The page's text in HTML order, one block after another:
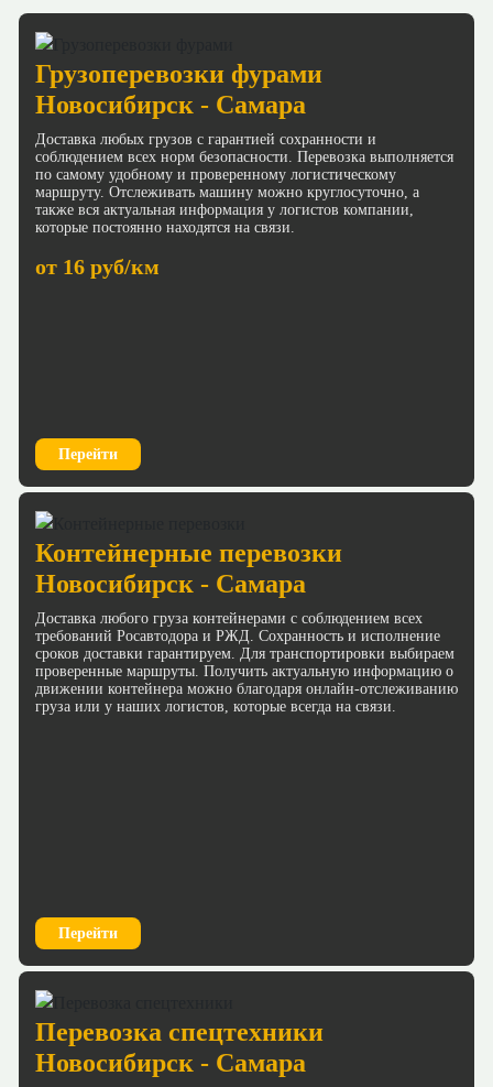
Грузоперевозки фурами
Новосибирск - Самара
Доставка любых грузов с гарантией сохранности и
соблюдением всех норм безопасности. Перевозка выполняется
по самому удобному и проверенному логистическому
маршруту. Отслеживать машину можно круглосуточно, а
также вся актуальная информация у логистов компании,
которые постоянно находятся на связи.
от 16 руб/км
Перейти
Контейнерные перевозки
Новосибирск - Самара
Доставка любого груза контейнерами с соблюдением всех
требований Росавтодора и РЖД. Сохранность и исполнение
сроков доставки гарантируем. Для транспортировки выбираем
проверенные маршруты. Получить актуальную информацию о
движении контейнера можно благодаря онлайн-отслеживанию
груза или у наших логистов, которые всегда на связи.
Перейти
Перевозка спецтехники
Новосибирск - Самара